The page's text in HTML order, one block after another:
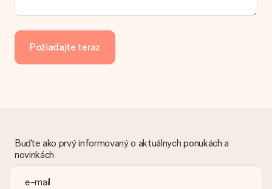
Požiadajte teraz
Buďte ako prvý informovaný o aktuálnych ponukách a
novinkách